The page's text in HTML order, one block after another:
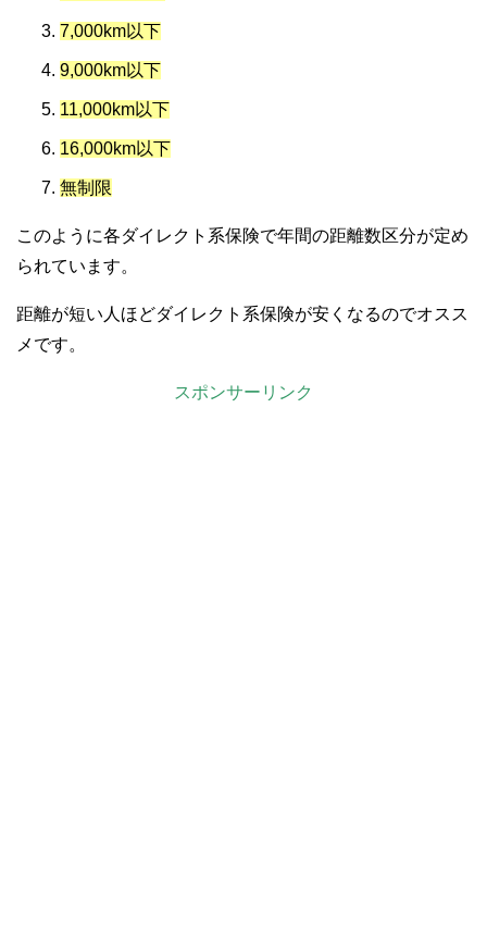
7,000km以下
9,000km以下
11,000km以下
16,000km以下
無制限
このように各ダイレクト系保険で年間の距離数区分が定め
られています。
距離が短い人ほどダイレクト系保険が安くなるのでオスス
メです。
スポンサーリンク